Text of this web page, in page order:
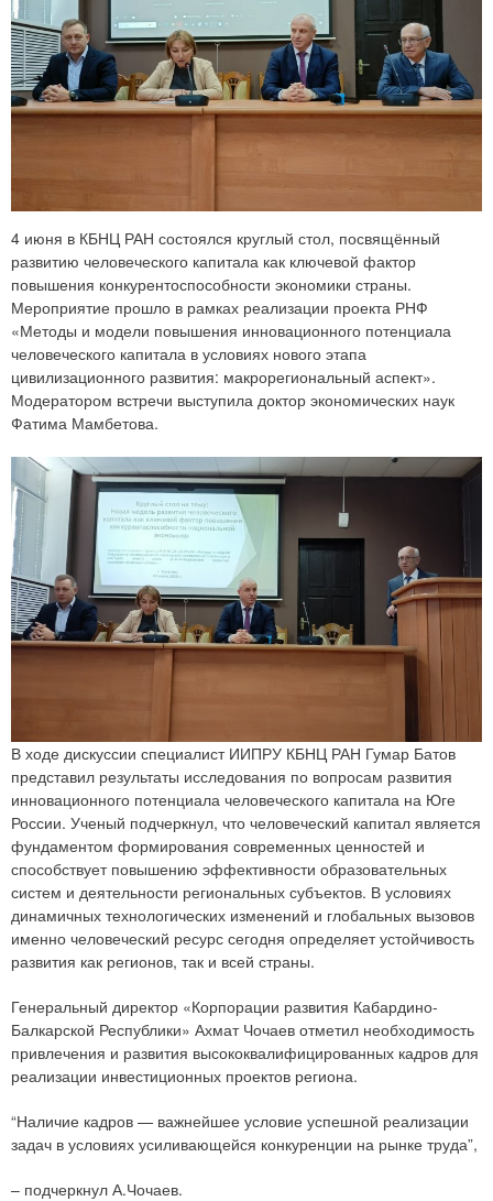
4 июня в КБНЦ РАН состоялся круглый стол, посвящённый
развитию человеческого капитала как ключевой фактор
повышения конкурентоспособности экономики страны.
Мероприятие прошло в рамках реализации проекта РНФ
«Методы и модели повышения инновационного потенциала
человеческого капитала в условиях нового этапа
цивилизационного развития: макрорегиональный аспект».
Модератором встречи выступила доктор экономических наук
Фатима Мамбетова.
В ходе дискуссии специалист ИИПРУ КБНЦ РАН Гумар Батов
представил результаты исследования по вопросам развития
инновационного потенциала человеческого капитала на Юге
России. Ученый подчеркнул, что человеческий капитал является
фундаментом формирования современных ценностей и
способствует повышению эффективности образовательных
систем и деятельности региональных субъектов. В условиях
динамичных технологических изменений и глобальных вызовов
именно человеческий ресурс сегодня определяет устойчивость
развития как регионов, так и всей страны.
Генеральный директор «Корпорации развития Кабардино-
Балкарской Республики» Ахмат Чочаев отметил необходимость
привлечения и развития высококвалифицированных кадров для
реализации инвестиционных проектов региона.
“Наличие кадров — важнейшее условие успешной реализации
задач в условиях усиливающейся конкуренции на рынке труда”,
– подчеркнул А.Чочаев.